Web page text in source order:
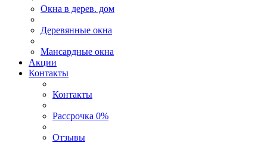
Окна в дерев. дом
Деревянные окна
Мансардные окна
Акции
Контакты
Контакты
Рассрочка 0%
Отзывы